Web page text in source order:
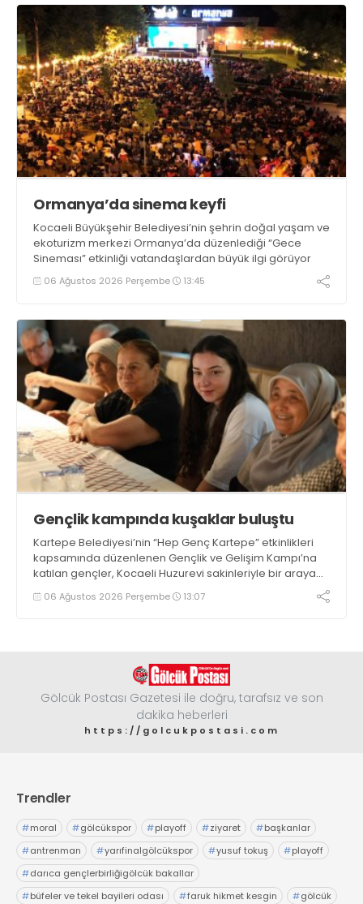
Ormanya’da sinema keyfi
Kocaeli Büyükşehir Belediyesi’nin şehrin doğal yaşam ve
ekoturizm merkezi Ormanya’da düzenlediği “Gece
Sineması” etkinliği vatandaşlardan büyük ilgi görüyor
06 Ağustos 2026 Perşembe 13:45
Gençlik kampında kuşaklar buluştu
Kartepe Belediyesi’nin “Hep Genç Kartepe” etkinlikleri
kapsamında düzenlenen Gençlik ve Gelişim Kampı’na
katılan gençler, Kocaeli Huzurevi sakinleriyle bir araya
geldi06 Ağustos 2026 Perşembe 13:07
Gölcük Postası Gazetesi ile doğru, tarafsız ve son
dakika heberleri
https://golcukpostasi.com
Trendler
#moral #gölcükspor #playoff #ziyaret #başkanlar
#antrenman #yarıfinalgölcükspor #yusuf tokuş #playoff
#darıca gençlerbirliğigölcük bakallar
#büfeler ve tekel bayileri odası #faruk hikmet kesgin #gölcük